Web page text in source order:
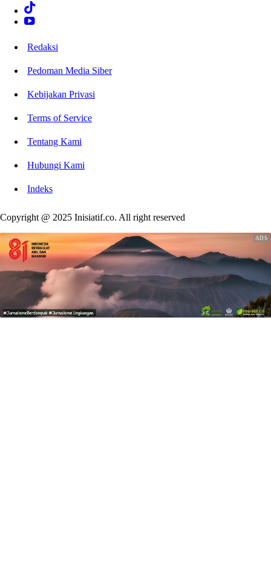
Redaksi
Pedoman Media Siber
Kebijakan Privasi
Terms of Service
Tentang Kami
Hubungi Kami
Indeks
Copyright @ 2025 Inisiatif.co. All right reserved